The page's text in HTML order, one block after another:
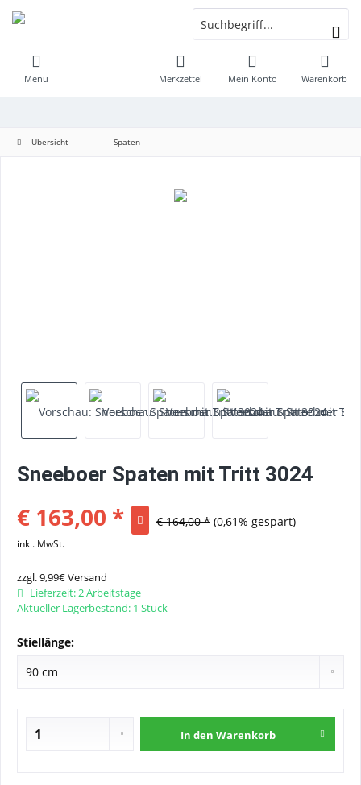
Menü Warenkorb
Merkzettel Mein Konto
Übersicht Spaten
Sneeboer Spaten mit Tritt 3024
€ 163,00 * € 164,00 * (0,61% gespart)
inkl. MwSt.
zzgl. 9,99€ Versand
Lieferzeit: 2 Arbeitstage
Aktueller Lagerbestand: 1 Stück
Stiellänge:
In den Warenkorb